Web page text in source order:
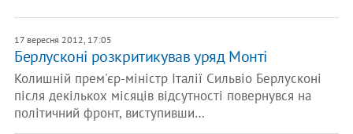
17 вересня 2012, 17:05
Берлусконі розкритикував уряд Монті
Колишній прем'єр-міністр Італії Сильвіо Берлусконі
після декількох місяців відсутності повернувся на
політичний фронт, виступивши…